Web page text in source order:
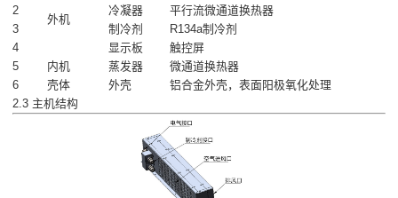
外机
2
冷凝器
平行流微通道换热器
3
制冷剂
R134a制冷剂
4
显示板
触控屏
5
内机 蒸发器
微通道换热器
6
壳体 外壳
铝合金外壳，表面阳极氧化处理
2.3 主机结构